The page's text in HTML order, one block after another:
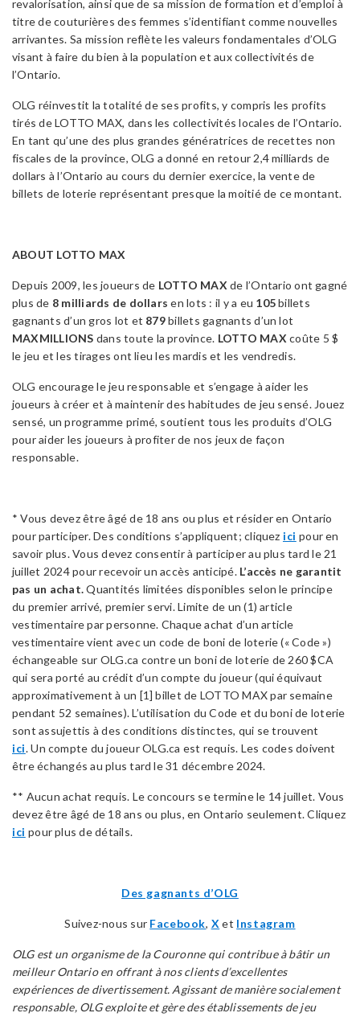
revalorisation, ainsi que de sa mission de formation et d’emploi à
titre de couturières des femmes s’identifiant comme nouvelles
arrivantes. Sa mission reflète les valeurs fondamentales d’OLG
visant à faire du bien à la population et aux collectivités de
l’Ontario.
OLG réinvestit la totalité de ses profits, y compris les profits
tirés de LOTTO MAX, dans les collectivités locales de l’Ontario.
En tant qu’une des plus grandes génératrices de recettes non
fiscales de la province, OLG a donné en retour 2,4 milliards de
dollars à l’Ontario au cours du dernier exercice, la vente de
billets de loterie représentant presque la moitié de ce montant.
ABOUT LOTTO MAX
Depuis 2009, les joueurs de LOTTO MAX de l’Ontario ont gagné
plus de 8 milliards de dollars en lots : il y a eu 105billets
gagnants d’un gros lot et 879billets gagnants d’un lot
MAXMILLIONS dans toute la province. LOTTO MAXcoûte 5 $
le jeu et les tirages ont lieu les mardis et les vendredis.
OLG encourage le jeu responsable et s’engage à aider les
joueurs à créer et à maintenir des habitudes de jeu sensé. Jouez
sensé, un programme primé, soutient tous les produits d’OLG
pour aider les joueurs à profiter de nos jeux de façon
responsable.
* Vous devez être âgé de 18 ans ou plus et résider en Ontario
pour participer. Des conditions s’appliquent; cliquez ici pour en
savoir plus. Vous devez consentir à participer au plus tard le 21
juillet 2024 pour recevoir un accès anticipé. L’accès ne garantit
pas un achat.Quantités limitées disponibles selon le principe
du premier arrivé, premier servi. Limite de un (1) article
vestimentaire par personne. Chaque achat d’un article
vestimentaire vient avec un code de boni de loterie (« Code »)
échangeable sur OLG.ca contre un boni de loterie de 260 $CA
qui sera porté au crédit d’un compte du joueur (qui équivaut
approximativement à un [1] billet de LOTTO MAX par semaine
pendant 52 semaines). L’utilisation du Code et du boni de loterie
sont assujettis à des conditions distinctes, qui se trouvent
ici. Un compte du joueur OLG.ca est requis. Les codes doivent
être échangés au plus tard le 31 décembre 2024.
** Aucun achat requis. Le concours se termine le 14 juillet. Vous
devez être âgé de 18 ans ou plus, en Ontario seulement. Cliquez
ici pour plus de détails.
Des gagnants d’OLG
Suivez-nous sur Facebook, X et Instagram
OLG est un organisme de la Couronne qui contribue à bâtir un
meilleur Ontario en offrant à nos clients d’excellentes
expériences de divertissement. Agissant de manière socialement
responsable, OLG exploite et gère des établissements de jeu